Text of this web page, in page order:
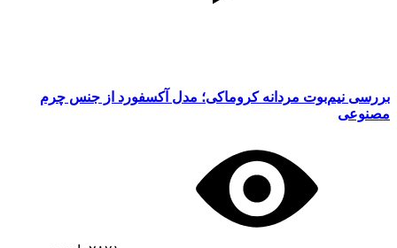
بررسی نیم‌بوت مردانه کروماکی؛ مدل آکسفورد از جنس چرم
مصنوعی